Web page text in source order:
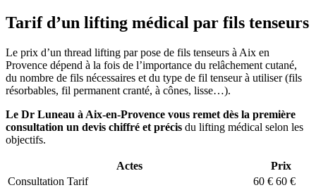
Tarif d’un lifting médical par fils tenseurs
Le prix d’un thread lifting par pose de fils tenseurs à Aix en
Provence dépend à la fois de l’importance du relâchement cutané,
du nombre de fils nécessaires et du type de fil tenseur à utiliser (fils
résorbables, fil permanent cranté, à cônes, lisse…).
Le Dr Luneau à Aix-en-Provence vous remet dès la première
consultation un devis chiffré et précis du lifting médical selon les
objectifs.
Actes
Prix
Consultation Tarif 60 € 60 €